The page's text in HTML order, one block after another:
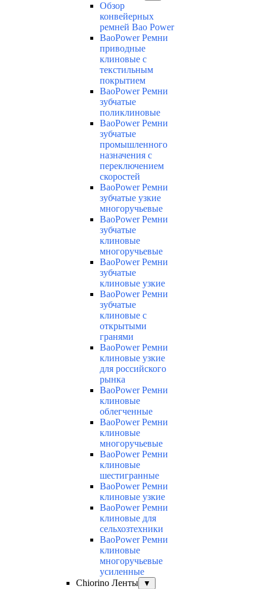
Обзор
конвейерных
ремней Bao Power
BaoPower Ремни
приводные
клиновые с
текстильным
покрытием
BaoPower Ремни
зубчатые
поликлиновые
BaoPower Ремни
зубчатые
промышленного
назначения с
переключением
скоростей
BaoPower Ремни
зубчатые узкие
многоручьевые
BaoPower Ремни
зубчатые
клиновые
многоручьевые
BaoPower Ремни
зубчатые
клиновые узкие
BaoPower Ремни
зубчатые
клиновые с
открытыми
гранями
BaoPower Ремни
клиновые узкие
для российского
рынка
BaoPower Ремни
клиновые
облегченные
BaoPower Ремни
клиновые
многоручьевые
BaoPower Ремни
клиновые
шестигранные
BaoPower Ремни
клиновые узкие
BaoPower Ремни
клиновые для
сельхозтехники
BaoPower Ремни
клиновые
многоручьевые
усиленные
Chiorino Ленты
▼